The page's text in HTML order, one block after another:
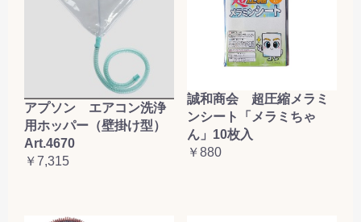
アプソン エアコン洗浄
用ホッパー（壁掛け型）
Art.4670
￥7,315
誠和商会 超圧縮メラミ
ンシート「メラミちゃ
ん」10枚入
￥880